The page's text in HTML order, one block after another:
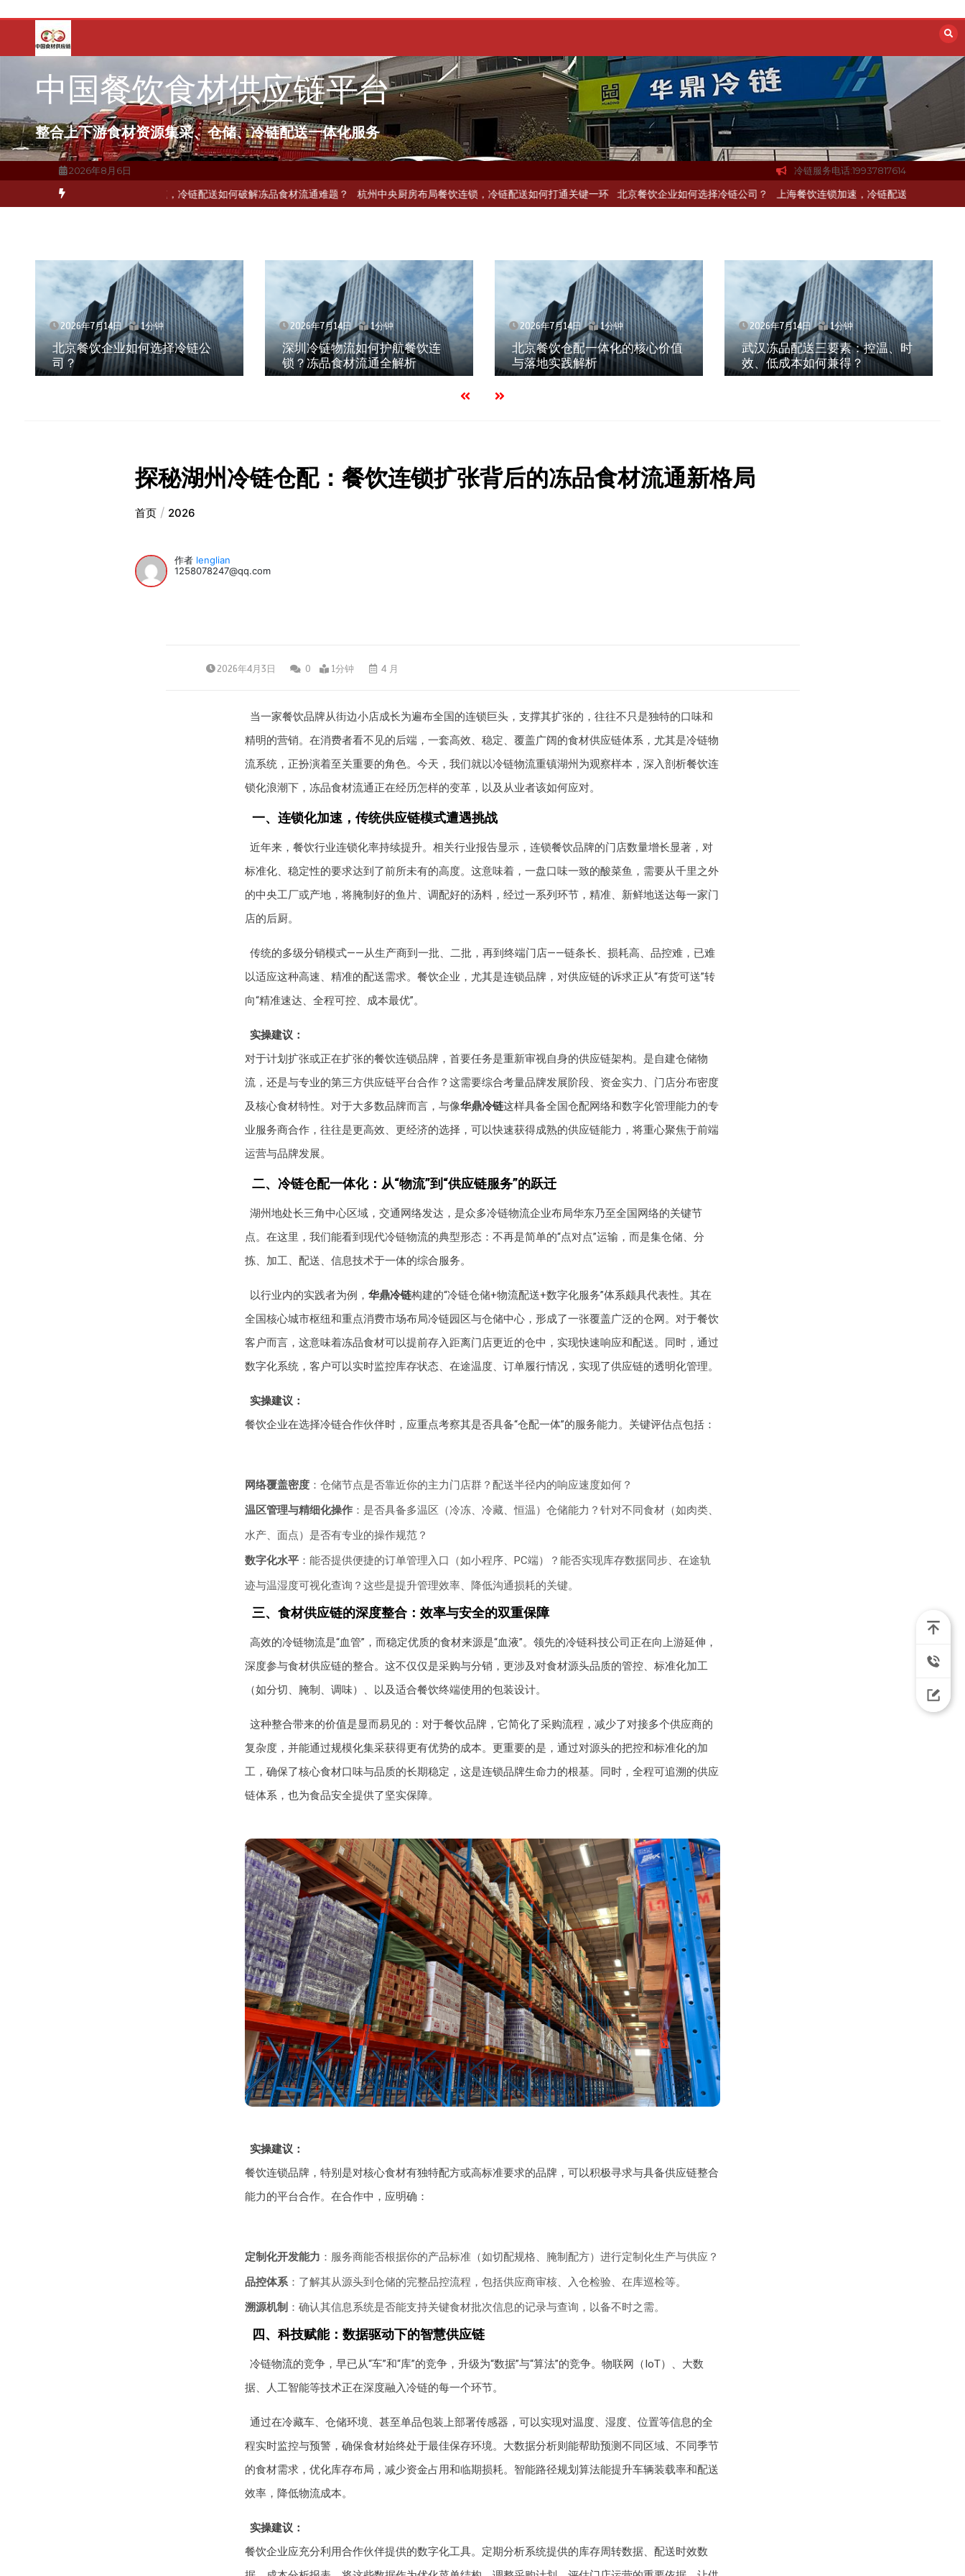
容
中国餐饮食材供应链平台
整合上下游食材资源集采、仓储、冷链配送一体化服务
2026年8月6日 冷链服务电话:19937817614
北京餐饮企业如何选择冷链公司？ 上海餐饮连锁加速，冷链配送如何破解冻品食材流通难题？ 杭州中央厨房布局餐饮连锁，冷链配送如何打通关键一环 北京餐饮企业如何选择冷链公司？ 上海餐饮连锁
2026年7月14日 1分钟
北京餐饮企业如何选择冷链公
司？
2026年7月14日 1分钟
深圳冷链物流如何护航餐饮连
锁？冻品食材流通全解析
2026年7月14日 1分钟
北京餐饮仓配一体化的核心价值
与落地实践解析
2026年7月14日 1分钟
武汉冻品配送三要素：控温、时
效、低成本如何兼得？
探秘湖州冷链仓配：餐饮连锁扩张背后的冻品食材流通新格局
首页 2026
作者 lenglian
1258078247@qq.com
2026年4月3日 0 1分钟 4 月
当一家餐饮品牌从街边小店成长为遍布全国的连锁巨头，支撑其扩张的，往往不只是独特的口味和
精明的营销。在消费者看不见的后端，一套高效、稳定、覆盖广阔的食材供应链体系，尤其是冷链物
流系统，正扮演着至关重要的角色。今天，我们就以冷链物流重镇湖州为观察样本，深入剖析餐饮连
锁化浪潮下，冻品食材流通正在经历怎样的变革，以及从业者该如何应对。
一、连锁化加速，传统供应链模式遭遇挑战
近年来，餐饮行业连锁化率持续提升。相关行业报告显示，连锁餐饮品牌的门店数量增长显著，对
标准化、稳定性的要求达到了前所未有的高度。这意味着，一盘口味一致的酸菜鱼，需要从千里之外
的中央工厂或产地，将腌制好的鱼片、调配好的汤料，经过一系列环节，精准、新鲜地送达每一家门
店的后厨。
传统的多级分销模式——从生产商到一批、二批，再到终端门店——链条长、损耗高、品控难，已难
以适应这种高速、精准的配送需求。餐饮企业，尤其是连锁品牌，对供应链的诉求正从“有货可送”转
向“精准速达、全程可控、成本最优”。
实操建议：
对于计划扩张或正在扩张的餐饮连锁品牌，首要任务是重新审视自身的供应链架构。是自建仓储物
流，还是与专业的第三方供应链平台合作？这需要综合考量品牌发展阶段、资金实力、门店分布密度
及核心食材特性。对于大多数品牌而言，与像华鼎冷链这样具备全国仓配网络和数字化管理能力的专
业服务商合作，往往是更高效、更经济的选择，可以快速获得成熟的供应链能力，将重心聚焦于前端
运营与品牌发展。
二、冷链仓配一体化：从“物流”到“供应链服务”的跃迁
湖州地处长三角中心区域，交通网络发达，是众多冷链物流企业布局华东乃至全国网络的关键节
点。在这里，我们能看到现代冷链物流的典型形态：不再是简单的“点对点”运输，而是集仓储、分
拣、加工、配送、信息技术于一体的综合服务。
以行业内的实践者为例，华鼎冷链构建的“冷链仓储+物流配送+数字化服务”体系颇具代表性。其在
全国核心城市枢纽和重点消费市场布局冷链园区与仓储中心，形成了一张覆盖广泛的仓网。对于餐饮
客户而言，这意味着冻品食材可以提前存入距离门店更近的仓中，实现快速响应和配送。同时，通过
数字化系统，客户可以实时监控库存状态、在途温度、订单履行情况，实现了供应链的透明化管理。
实操建议：
餐饮企业在选择冷链合作伙伴时，应重点考察其是否具备“仓配一体”的服务能力。关键评估点包括：
网络覆盖密度：仓储节点是否靠近你的主力门店群？配送半径内的响应速度如何？
温区管理与精细化操作：是否具备多温区（冷冻、冷藏、恒温）仓储能力？针对不同食材（如肉类、
水产、面点）是否有专业的操作规范？
数字化水平：能否提供便捷的订单管理入口（如小程序、PC端）？能否实现库存数据同步、在途轨
迹与温湿度可视化查询？这些是提升管理效率、降低沟通损耗的关键。
三、食材供应链的深度整合：效率与安全的双重保障
高效的冷链物流是“血管”，而稳定优质的食材来源是“血液”。领先的冷链科技公司正在向上游延伸，
深度参与食材供应链的整合。这不仅仅是采购与分销，更涉及对食材源头品质的管控、标准化加工
（如分切、腌制、调味）、以及适合餐饮终端使用的包装设计。
这种整合带来的价值是显而易见的：对于餐饮品牌，它简化了采购流程，减少了对接多个供应商的
复杂度，并能通过规模化集采获得更有优势的成本。更重要的是，通过对源头的把控和标准化的加
工，确保了核心食材口味与品质的长期稳定，这是连锁品牌生命力的根基。同时，全程可追溯的供应
链体系，也为食品安全提供了坚实保障。
实操建议：
餐饮连锁品牌，特别是对核心食材有独特配方或高标准要求的品牌，可以积极寻求与具备供应链整合
能力的平台合作。在合作中，应明确：
定制化开发能力 ：服务商能否根据你的产品标准（如切配规格、腌制配方）进行定制化生产与供应？
品控体系：了解其从源头到仓储的完整品控流程，包括供应商审核、入仓检验、在库巡检等。
溯源机制 ：确认其信息系统是否能支持关键食材批次信息的记录与查询，以备不时之需。
四、科技赋能：数据驱动下的智慧供应链
冷链物流的竞争，早已从“车”和“库”的竞争，升级为“数据”与“算法”的竞争。物联网（IoT）、大数
据、人工智能等技术正在深度融入冷链的每一个环节。
通过在冷藏车、仓储环境、甚至单品包装上部署传感器，可以实现对温度、湿度、位置等信息的全
程实时监控与预警，确保食材始终处于最佳保存环境。大数据分析则能帮助预测不同区域、不同季节
的食材需求，优化库存布局，减少资金占用和临期损耗。智能路径规划算法能提升车辆装载率和配送
效率，降低物流成本。
实操建议：
餐饮企业应充分利用合作伙伴提供的数字化工具。定期分析系统提供的库存周转数据、配送时效数